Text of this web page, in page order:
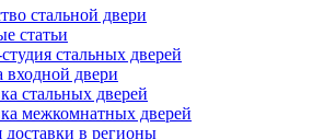
стальной двери
статьи
стальных дверей
входной двери
стальных дверей
межкомнатных дверей
доставки в регионы